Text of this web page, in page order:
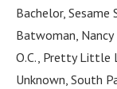
Bachelor, Sesame
Batwoman, Nancy
O.C., Pretty Little
Unknown, South